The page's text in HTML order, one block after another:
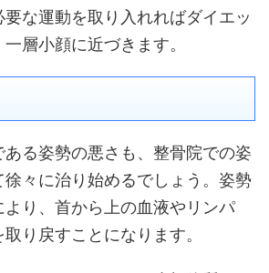
な運動を取り入れればダイエッ
層小顔に近づきます。
ある姿勢の悪さも、整骨院での姿
々に治り始めるでしょう。姿勢
り、首から上の血液やリンパ
り戻すことになります。